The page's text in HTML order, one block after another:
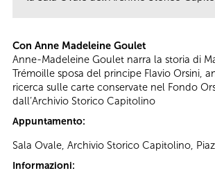
Con Anne Madeleine Goulet
Anne-Madeleine Goulet narra la storia di
Trémoille sposa del principe Flavio Orsini,
ricerca sulle carte conservate nel Fondo
dall’Archivio Storico Capitolino
Appuntamento:
Sala Ovale, Archivio Storico Capitolino,
Informazioni: